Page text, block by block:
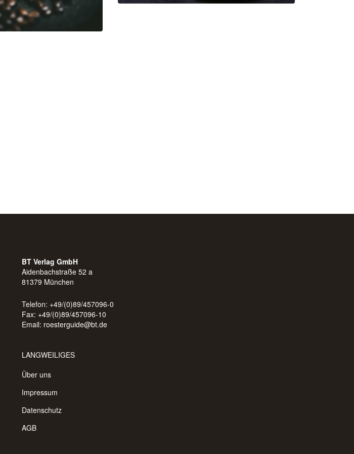
BT Verlag GmbH
Aidenbachstraße 52 a
81379 München
Telefon: +49/(0)89/457096-0
Fax: +49/(0)89/457096-10
Email: roesterguide@bt.de
LANGWEILIGES
Über uns
Impressum
Datenschutz
AGB